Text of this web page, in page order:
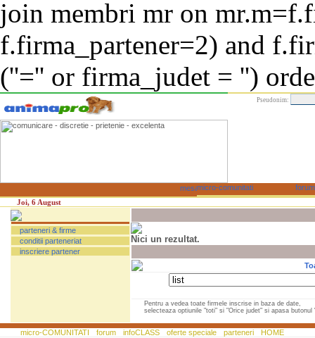
join membri mr on
f.firma_partener=2) and
(''='' or firma_judet = '')
Pseudonim:
Joi, 6 August
parteneri & firme
conditii parteneriat
inscriere partener
Nici un rezultat.
Pentru a vedea toate firmele inscrise in baza de date,
selecteaza optiunile "toti" si "Orice judet" si apasa butonul
micro-COMUNITATI forum infoCLASS oferte speciale parteneri HOME